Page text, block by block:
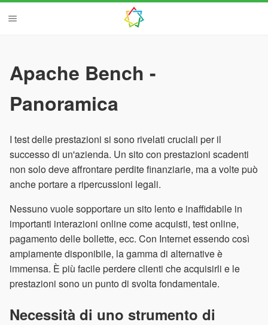
Apache Bench -
Panoramica
I test delle prestazioni si sono rivelati cruciali per il
successo di un'azienda. Un sito con prestazioni scadenti
non solo deve affrontare perdite finanziarie, ma a volte può
anche portare a ripercussioni legali.
Nessuno vuole sopportare un sito lento e inaffidabile in
importanti interazioni online come acquisti, test online,
pagamento delle bollette, ecc. Con Internet essendo così
ampiamente disponibile, la gamma di alternative è
immensa. È più facile perdere clienti che acquisirli e le
prestazioni sono un punto di svolta fondamentale.
Necessità di uno strumento di